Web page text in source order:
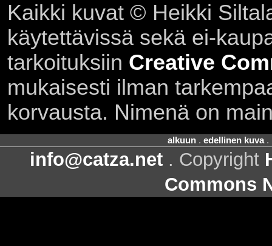
Kaikki kuvat © Heikki
käytettävissä sekä ei-
tarkoituksiin Creative
mukaisesti ilman
korvausta. Nimenä on
alkuun. edellinen kuva.
info@catza.net . Copyright
Commons